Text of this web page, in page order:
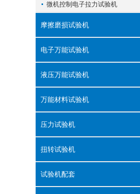
微机控制电子拉力试验机
摩擦磨损试验机
电子万能试验机
液压万能试验机
万能材料试验机
压力试验机
扭转试验机
试验机配套